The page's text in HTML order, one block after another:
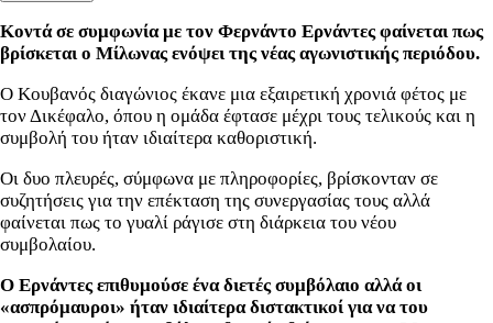
Κοντά σε συμφωνία με τον Φερνάντο Ερνάντες φαίνεται πως
βρίσκεται ο Μίλωνας ενόψει της νέας αγωνιστικής περιόδου.
Ο Κουβανός διαγώνιος έκανε μια εξαιρετική χρονιά φέτος με
τον Δικέφαλο, όπου η ομάδα έφτασε μέχρι τους τελικούς και η
συμβολή του ήταν ιδιαίτερα καθοριστική.
Οι δυο πλευρές, σύμφωνα με πληροφορίες, βρίσκονταν σε
συζητήσεις για την επέκταση της συνεργασίας τους αλλά
φαίνεται πως το γυαλί ράγισε στη διάρκεια του νέου
συμβολαίου.
Ο Ερνάντες επιθυμούσε ένα διετές συμβόλαιο αλλά οι
«ασπρόμαυροι» ήταν ιδιαίτερα διστακτικοί για να του